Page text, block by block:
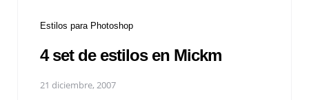
Estilos para Photoshop
4 set de estilos en Mickm
21 diciembre, 2007